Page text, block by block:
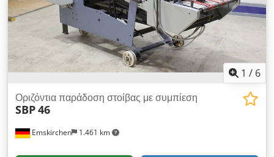
1 / 6
Emskirchen 1.461 km
Οριζόντια παράδοση στοίβας με συμπίεση
SBP46